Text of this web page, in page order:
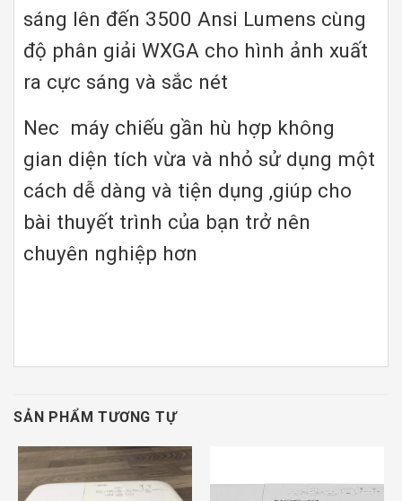
sáng lên đến 3500 Ansi Lumens cùng
độ phân giải WXGA cho hình ảnh xuất
ra cực sáng và sắc nét
Nec máy chiếu gần hù hợp không
gian diện tích vừa và nhỏ sử dụng một
cách dễ dàng và tiện dụng ,giúp cho
bài thuyết trình của bạn trở nên
chuyên nghiệp hơn
SẢN PHẨM TƯƠNG TỰ